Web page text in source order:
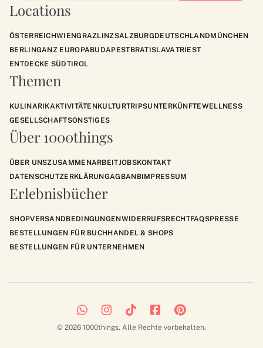
Locations
ÖSTERREICHWIENGRAZLINZSALZBURGDEUTSCHLANDMÜNCHEN
BERLINGANZ EUROPABUDAPESTBRATISLAVATRIEST
ENTDECKE SÜDTIROL
Themen
KULINARIKAKTIVITÄTENKULTURTRIPSUNTERKÜNFTEWELLNESS
GESELLSCHAFTSONSTIGES
Über 1000things
ÜBER UNSZUSAMMENARBEITJOBSKONTAKT
DATENSCHUTZERKLÄRUNGAGBANBIMPRESSUM
Erlebnisbücher
SHOPVERSANDBEDINGUNGENWIDERRUFSRECHTFAQSPRESSE
BESTELLUNGEN FÜR BUCHHANDEL & SHOPS
BESTELLUNGEN FÜR UNTERNEHMEN
© 2026 1000things. Alle Rechte vorbehalten.